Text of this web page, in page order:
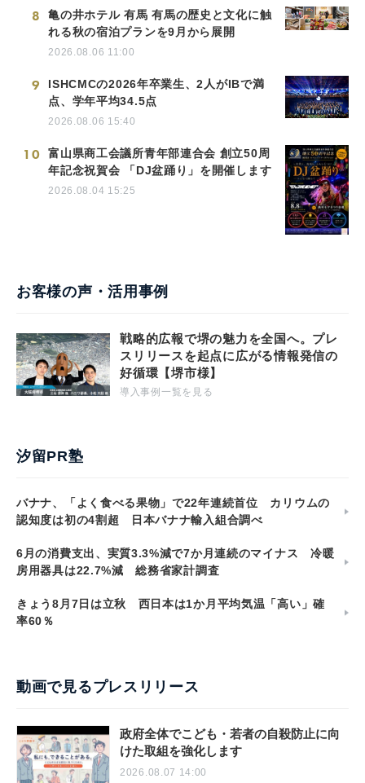
8
亀の井ホテル 有馬 有馬の歴史と文化に触
れる秋の宿泊プランを9月から展開
2026.08.06 11:00
9
ISHCMCの2026年卒業生、2人がIBで満
点、学年平均34.5点
2026.08.06 15:40
10
富山県商工会議所青年部連合会 創立50周
年記念祝賀会 「DJ盆踊り」を開催します
2026.08.04 15:25
お客様の声・活用事例
戦略的広報で堺の魅力を全国へ。プレ
スリリースを起点に広がる情報発信の
好循環【堺市様】
導入事例一覧を見る
汐留PR塾
バナナ、「よく食べる果物」で22年連続首位 カリウムの
認知度は初の4割超 日本バナナ輸入組合調べ
6月の消費支出、実質3.3%減で7か月連続のマイナス 冷暖
房用器具は22.7%減 総務省家計調査
きょう8月7日は立秋 西日本は1か月平均気温「高い」確
率60％
動画で見るプレスリリース
政府全体でこども・若者の自殺防止に向
けた取組を強化します
2026.08.07 14:00